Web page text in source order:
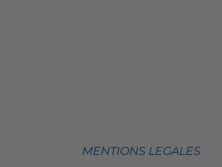
MENTIONS LEGALES